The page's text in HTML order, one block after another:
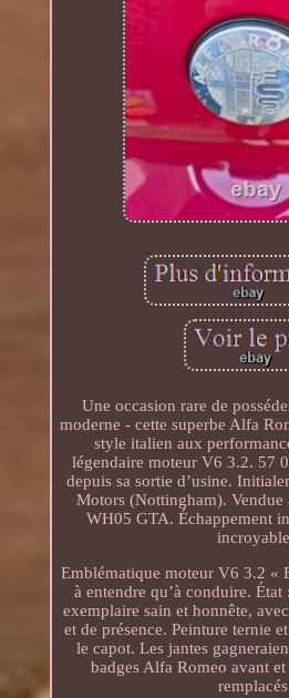
Une occasion rare de
moderne - cette superbe Alfa
style italien aux
légendaire moteur V6 3.2. 57
depuis sa sortie d’usine.
Motors (Nottingham). Vendue
WH05 GTA. Échappement
Emblématique moteur V6 3.2 «
à entendre qu’à conduire. État
exemplaire sain et honnête,
et de présence. Peinture ternie
le capot. Les jantes
badges Alfa Romeo avant